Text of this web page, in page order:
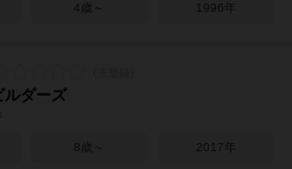
4歳～ 1996年
ルダーズ
8歳～ 2017年